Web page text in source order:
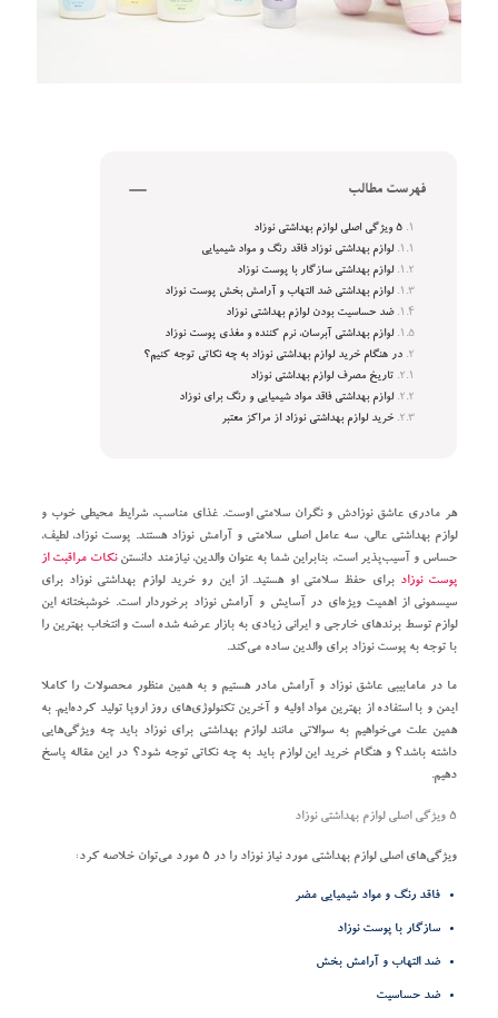
فهرست مطالب
۵ ویژگی اصلی لوازم بهداشتی نوزاد
لوازم بهداشتی نوزاد فاقد رنگ و مواد شیمیایی
لوازم بهداشتی سازگار با پوست نوزاد
لوازم بهداشتی ضد التهاب و آرامش بخش پوست نوزاد
ضد حساسیت بودن لوازم بهداشتی نوزاد
لوازم بهداشتی آبرسان، نرم کننده و مغذی پوست نوزاد
در هنگام خرید لوازم بهداشتی نوزاد به چه نکاتی توجه کنیم؟
تاریخ مصرف لوازم بهداشتی نوزاد
لوازم بهداشتی فاقد مواد شیمیایی و رنگ برای نوزاد
خرید لوازم بهداشتی نوزاد از مراکز معتبر
هر مادری عاشق نوزادش و نگران سلامتی اوست. غذای مناسب، شرایط محیطی خوب و
لوازم بهداشتی عالی، سه عامل اصلی سلامتی و آرامش نوزاد هستند. پوست نوزاد، لطیف،
حساس و آسیب‌پذیر است، بنابراین شما به عنوان والدین، نیازمند دانستننکات مراقبت از
پوست نوزاد برای حفظ سلامتی او هستید. از این رو خرید لوازم بهداشتی نوزاد برای
سیسمونی از اهمیت ویژه‌ای در آسایش و آرامش نوزاد برخوردار است. خوشبختانه این
لوازم توسط برندهای خارجی و ایرانی زیادی به بازار عرضه شده است و انتخاب بهترین را
با توجه به پوست نوزاد برای والدین ساده می‌کند.
ما در مامابیبی عاشق نوزاد و آرامش مادر هستیم و به همین منظور محصولات را کاملا
ایمن و با استفاده از بهترین مواد اولیه و آخرین تکنولوژی‌های روز اروپا تولید کرده‌ایم. به
همین علت می‌خواهیم به سوالاتی مانند لوازم بهداشتی برای نوزاد باید چه ویژگی‌هایی
داشته باشد؟ و هنگام خرید این لوازم باید به چه نکاتی توجه شود؟ در این مقاله پاسخ
دهیم.
۵ ویژگی اصلی لوازم بهداشتی نوزاد
ویژگی‌های اصلی لوازم بهداشتی مورد نیاز نوزاد را در ۵ مورد می‌توان خلاصه کرد:
فاقد رنگ و مواد شیمیایی مضر
سازگار با پوست نوزاد
ضد التهاب و آرامش بخش
ضد حساسیت